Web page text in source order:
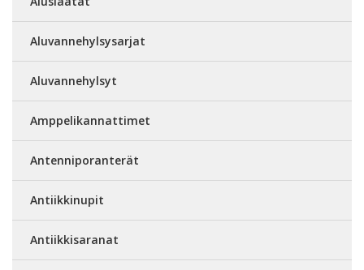
Aluvannehylsysarjat
Aluvannehylsyt
Amppelikannattimet
Antenniporanterät
Antiikkinupit
Antiikkisaranat